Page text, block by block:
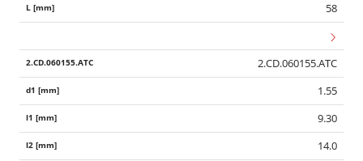
58
2.CD.060155.ATC
1.55
9.30
14.0